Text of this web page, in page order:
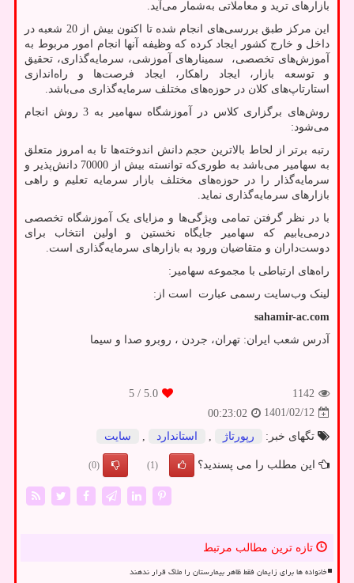
بازارهای ترید و معاملاتی به‌شمار می‌آید.
این مرکز طبق بررسی‌های انجام شده تا اکنون بیش از 20 شعبه در
داخل و خارج کشور ایجاد کرده که وظیفه آنها انجام امور مربوط به
آموزش‌های تخصصی، سمینارهای آموزشی، سرمایه‌گذاری، تحقیق
و توسعه بازار، ایجاد راهکار، ایجاد فرصت‌ها و راه‌اندازی
استارتاپ‌های کلان در حوزه‌های مختلف سرمایه‌گذاری می‌باشد.
روش‌های برگزاری کلاس در آموزشگاه سهامیر به 3 روش انجام
می‌شود:
رتبه برتر از لحاط بالاترین حجم دانش اندوخته‌ها تا به امروز متعلق
به سهامیر می‌باشد به طوری‌که توانسته بیش از 70000 دانش‌پذیر و
سرمایه‌گذار را در حوزه‌های مختلف بازار سرمایه تعلیم و راهی
بازارهای سرمایه‌گذاری نماید.
با در نظر گرفتن تمامی ویژگی‌ها و مزایای یک آموزشگاه تخصصی
درمی‌یابیم که سهامیر جایگاه نخستین و اولین انتخاب برای
دوست‌داران و متقاضیان ورود به بازارهای سرمایه‌گذاری است.
راه‌های ارتباطی با مجموعه سهامیر:
لینک وب‌سایت رسمی عبارت است از:
sahamir-ac.com
آدرس شعب ایران: تهران، جردن ، روبرو صدا و سیما
1142
5.0
/ 5
1401/02/12
00:23:02
تگهای خبر:
رپورتاژ استاندارد سایت
این مطلب را می پسندید؟ (1)
(0)
تازه ترین مطالب مرتبط
خانواده ها برای زایمان فقط ظاهر بیمارستان را ملاک قرار ندهند